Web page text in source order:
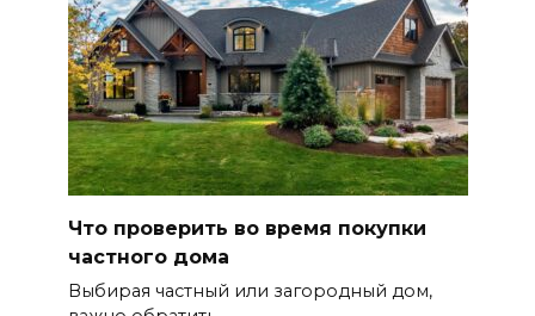
Что проверить во время покупки
частного дома
Выбирая частный или загородный дом,